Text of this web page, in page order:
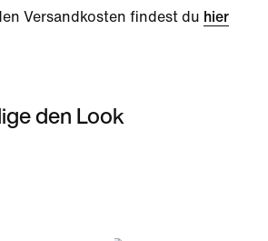
Versandkosten findest du hier
den Look